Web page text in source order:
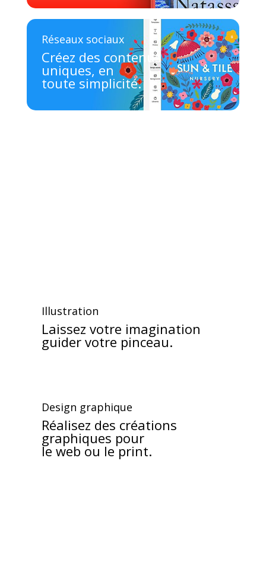
Réseaux sociaux
Créez des contenus
uniques, en
toute simplicité.
Illustration
Laissez votre imagination
guider votre pinceau.
Design graphique
Réalisez des créations
graphiques pour
le web ou le print.